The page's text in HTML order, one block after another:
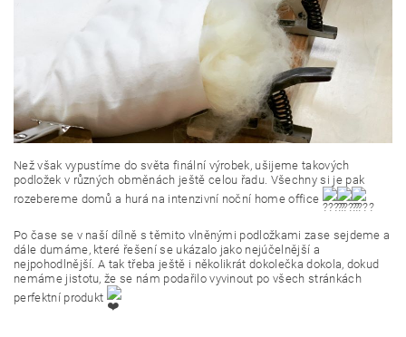
Než však vypustíme do světa finální výrobek, ušijeme takových
podložek v různých obměnách ještě celou řadu. Všechny si je pak
rozebereme domů a hurá na intenzivní noční home office
Po čase se v naší dílně s těmito vlněnými podložkami zase sejdeme a
dále dumáme, které řešení se ukázalo jako nejúčelnější a
nejpohodlnější. A tak třeba ještě i několikrát dokolečka dokola, dokud
nemáme jistotu, že se nám podařilo vyvinout po všech stránkách
perfektní produkt